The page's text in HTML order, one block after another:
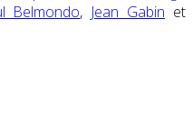
Belmondo, Jean Gabin et